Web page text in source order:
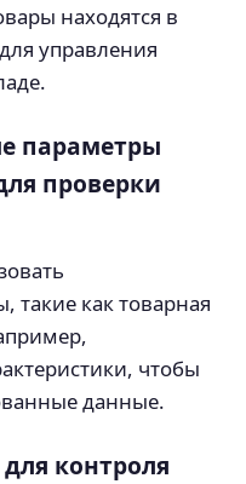
находятся в
управления
параметры
проверки
такие как товарная
чтобы
данные.
контроля